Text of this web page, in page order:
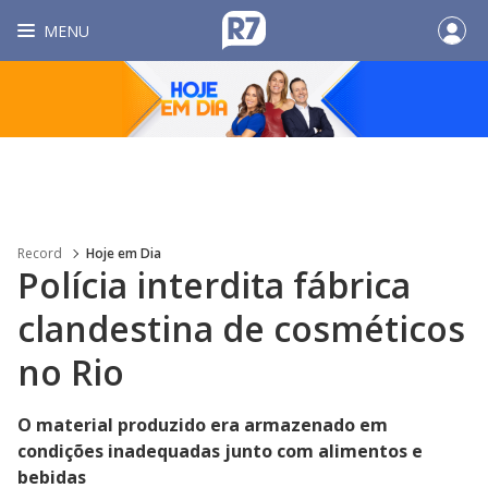
MENU
Record Hoje em Dia
Polícia interdita fábrica
clandestina de cosméticos
no Rio
O material produzido era armazenado em
condições inadequadas junto com alimentos e
bebidas